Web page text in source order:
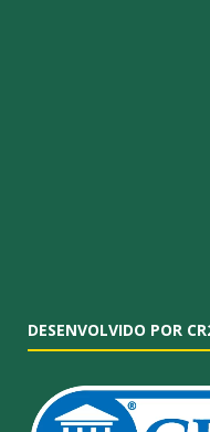
DESENVOLVIDO POR